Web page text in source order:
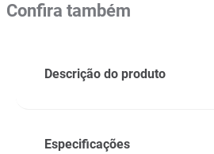
Confira também
Descrição do produto
Especificações